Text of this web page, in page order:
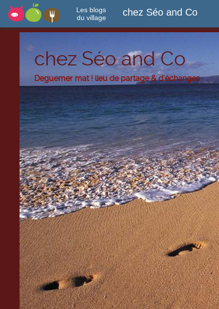
Les blogs
du village
chez Séo and Co
chez Séo and Co
Deguemer mat ! lieu de partage & d'échanges